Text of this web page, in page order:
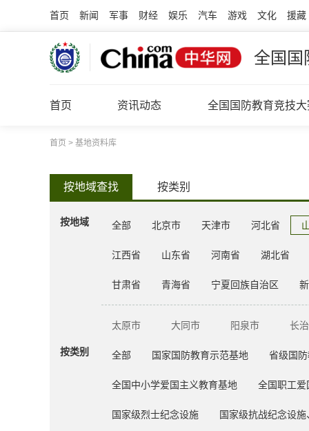
首页 新闻 军事 财经 娱乐 汽车 游戏 文化 援藏
全国国
首页 资讯动态 全国国防教育竞技大
首页 > 基地资料库
按地域查找 按类别
按地域 全部 北京市 天津市 河北省
江西省 山东省 河南省 湖北省
甘肃省 青海省 宁夏回族自治区
太原市 大同市 阳泉市 长
按类别 全部 国家国防教育示范基地 省级国
全国中小学爱国主义教育基地 全国职工爱
国家级烈士纪念设施 国家级抗战纪念设施